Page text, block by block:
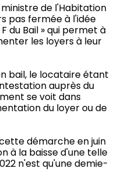
de l'Habitation
pas fermée à l'idée
du Bail » qui permet à
les loyers à leur
bail, le locataire étant
auprès du
se voit dans
du loyer ou de
démarche en juin
à la baisse d'une telle
n'est qu'une demie-